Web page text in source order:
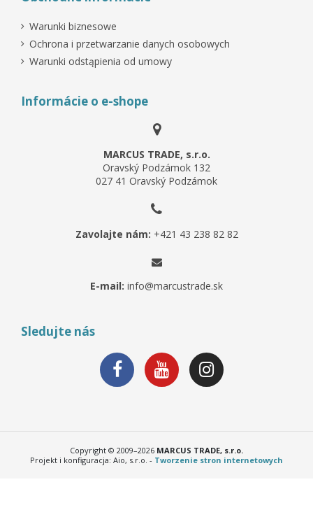
Warunki biznesowe
Ochrona i przetwarzanie danych osobowych
Warunki odstąpienia od umowy
Informácie o e-shope
MARCUS TRADE, s.r.o.
Oravský Podzámok 132
027 41 Oravský Podzámok
Zavolajte nám: +421 43 238 82 82
E-mail: info@marcustrade.sk
Sledujte nás
Copyright © 2009–2026 MARCUS TRADE, s.r.o.
Projekt i konfiguracja: Aio, s.r.o. - Tworzenie stron internetowych